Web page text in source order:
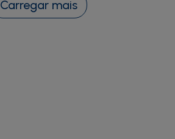
Carregar mais